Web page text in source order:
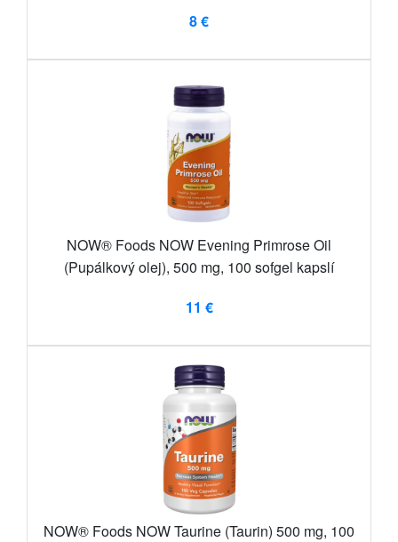
8 €
NOW® Foods NOW Evening Primrose Oil
(Pupálkový olej), 500 mg, 100 sofgel kapslí
11 €
NOW® Foods NOW Taurine (Taurin) 500 mg, 100